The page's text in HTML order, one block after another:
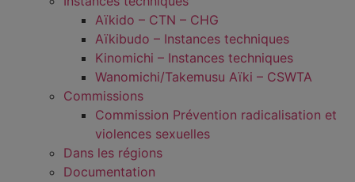
Aïkido – CTN – CHG
Aïkibudo – Instances techniques
Kinomichi – Instances techniques
Wanomichi/Takemusu Aïki – CSWTA
Commissions
Commission Prévention radicalisation et
violences sexuelles
Dans les régions
Documentation